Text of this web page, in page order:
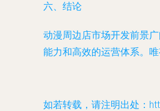
六、结论
动漫周边店市场开发前景
能力和高效的运营体系。
如若转载，请注明出处：